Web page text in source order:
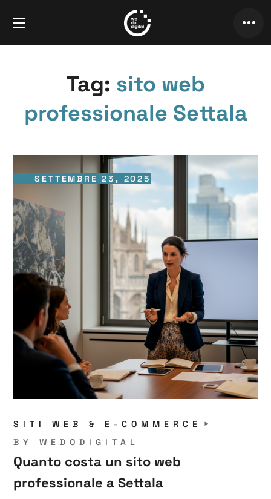
Tag: sito web
professionale Settala
SETTEMBRE 23, 2025
SITI WEB & E-COMMERCE
BYWEDODIGITAL
Quanto costa un sito web
professionale a Settala